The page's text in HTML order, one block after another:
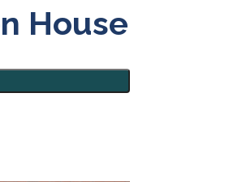
House